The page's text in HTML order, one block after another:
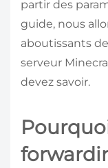
partir des
guide, nous
aboutissants
serveur
devez savoir.